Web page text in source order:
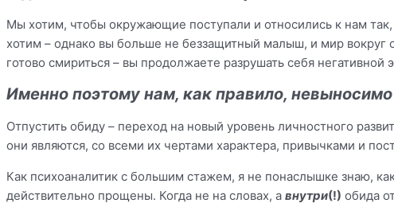
Мы хотим, чтобы окружающие поступали и относились к нам
хотим – однако вы больше не беззащитный малыш, и мир вокруг
готово смириться – вы продолжаете разрушать себя негативной
Именно поэтому нам, как правило,
Отпустить обиду – переход на новый уровень личностного
они являются, со всеми их чертами характера, привычками и
Как психоаналитик с большим стажем, я не понаслышке знаю,
действительно прощены. Когда не на словах, а внутри(!) обида